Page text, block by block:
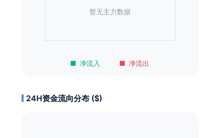
净流入 净流出
暂无主力数据
24H资金流向分布 ($)